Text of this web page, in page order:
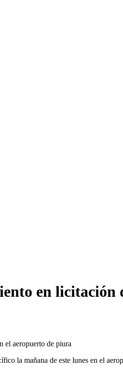
en
la mañana de este lunes en el